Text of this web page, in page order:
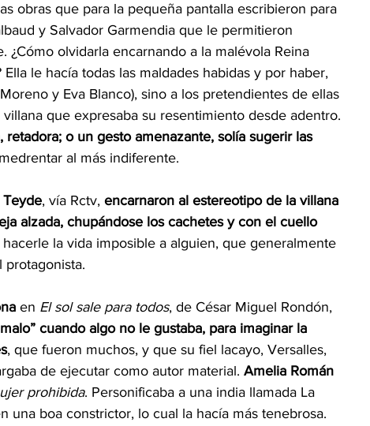
obras que para la pequeña pantalla escribieron para
y Salvador Garmendia que le permitieron
olvidarla encarnando a la malévola Reina
Ella le hacía todas las maldades habidas y por haber,
y Eva Blanco), sino a los pretendientes de ellas
que expresaba su resentimiento desde adentro.
o un gesto amenazante, solía sugerir las
al más indiferente.
Teyde, vía Rctv, encarnaron al estereotipo de la villana
alzada, chupándose los cachetes y con el cuello
la vida imposible a alguien, que generalmente
protagonista.
en El sol sale para todos, de César Miguel Rondón,
cuando algo no le gustaba, para imaginar la
, que fueron muchos, y que su fiel lacayo, Versalles,
de ejecutar como autor material. Amelia Román
prohibida. Personificaba a una india llamada La
una boa constrictor, lo cual la hacía más tenebrosa.